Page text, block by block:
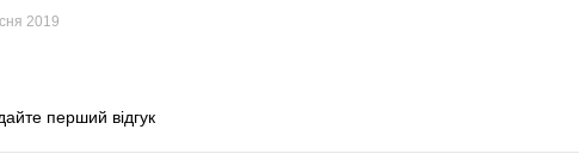
2019
перший відгук